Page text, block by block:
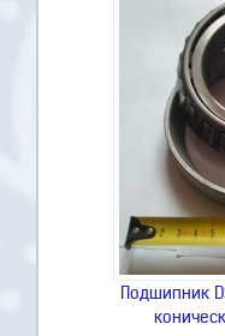
Подшипник